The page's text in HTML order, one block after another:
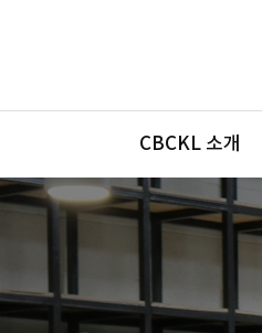
메뉴
CBCKL 소개